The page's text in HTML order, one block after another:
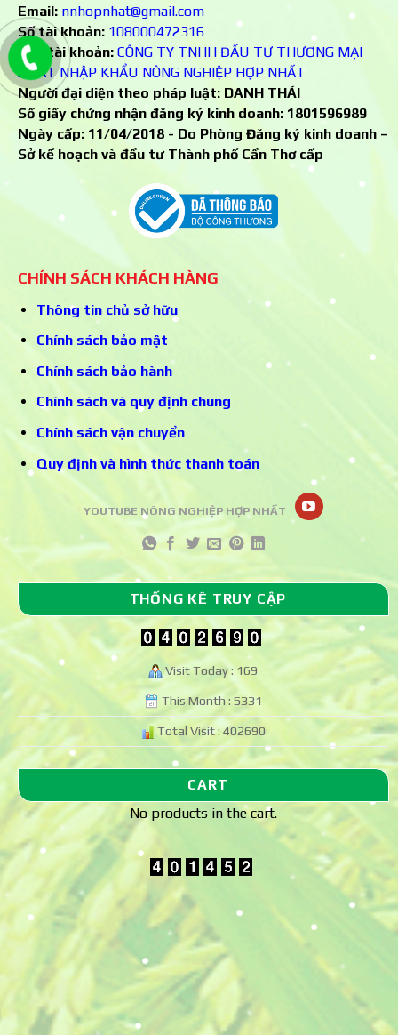
Email: nnhopnhat@gmail.com
Số tài khoản: 108000472316
Chủ tài khoản: CÔNG TY TNHH ĐẦU TƯ THƯƠNG MẠI
XUẤT NHẬP KHẨU NÔNG NGHIỆP HỢP NHẤT
Người đại diện theo pháp luật: DANH THÁI
Số giấy chứng nhận đăng ký kinh doanh: 1801596989
Ngày cấp: 11/04/2018 - Do Phòng Đăng ký kinh doanh –
Sở kế hoạch và đầu tư Thành phố Cần Thơ cấp
CHÍNH SÁCH KHÁCH HÀNG
Thông tin chủ sở hữu
Chính sách bảo mật
Chính sách bảo hành
Chính sách và quy định chung
Chính sách vận chuyển
Quy định và hình thức thanh toán
YOUTUBE NÔNG NGHIỆP HỢP NHẤT
THỐNG KÊ TRUY CẬP
Visit Today : 169
This Month : 5331
Total Visit : 402690
CART
No products in the cart.